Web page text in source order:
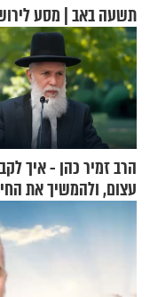
תשעה באב | מסע
הרב זמיר כהן - איך
עצום, ולהמשיך את
כרגיל?